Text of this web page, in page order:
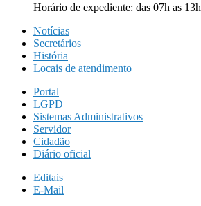
Horário de expediente: das 07h as 13h
Notícias
Secretários
História
Locais de atendimento
Portal
LGPD
Sistemas Administrativos
Servidor
Cidadão
Diário oficial
Editais
E-Mail